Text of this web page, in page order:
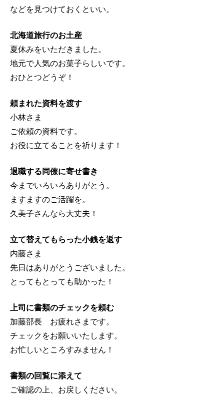
などを見つけておくといい。
北海道旅行のお土産
夏休みをいただきました。
地元で人気のお菓子らしいです。
おひとつどうぞ！
頼まれた資料を渡す
小林さま
ご依頼の資料です。
お役に立てることを祈ります！
退職する同僚に寄せ書き
今までいろいろありがとう。
ますますのご活躍を。
久美子さんなら大丈夫！
立て替えてもらった小銭を返す
内藤さま
先日はありがとうございました。
とってもとっても助かった！
上司に書類のチェックを頼む
加藤部長 お疲れさまです。
チェックをお願いいたします。
お忙しいところすみません！
書類の回覧に添えて
ご確認の上、お戻しください。